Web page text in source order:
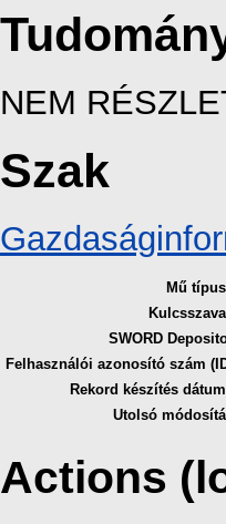
NEM
Szak
Mű
SWORD
Felhasználói azonosító szám
Rekord készítés
Utolsó
Actions